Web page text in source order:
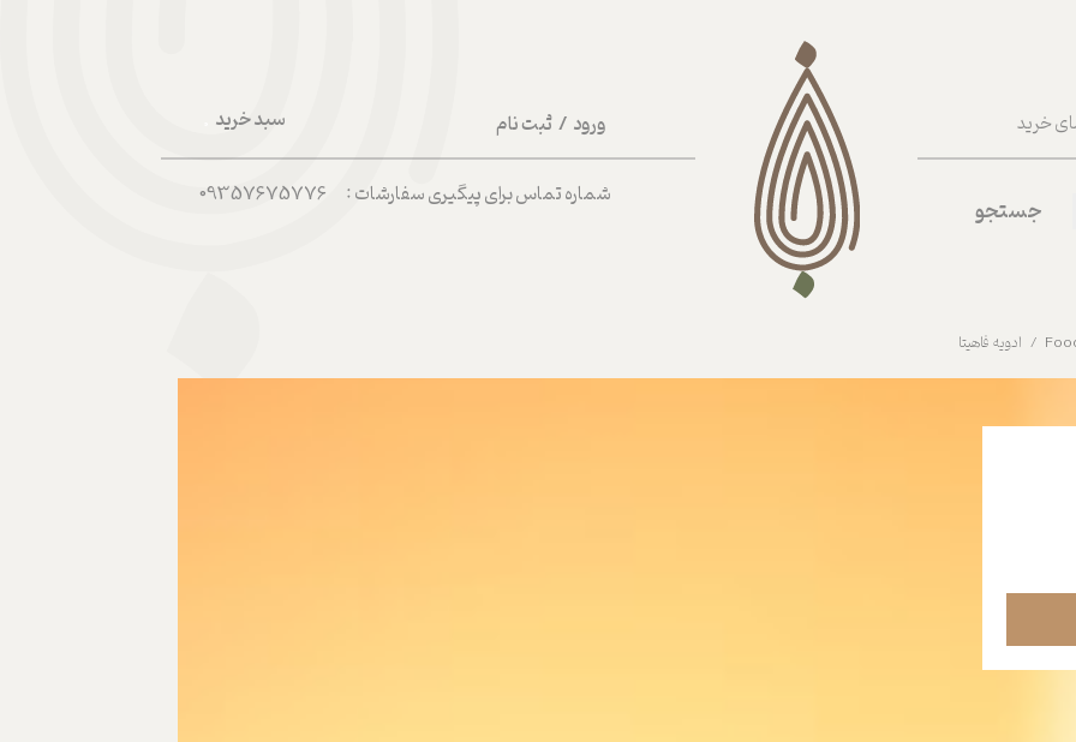
سبد خرید ورود / ثبت نام
حساب کاربری من
تغییر گذر واژه
خرید
شماره تماس برای پیگیری سفارشات : 09357675776
جستجو
ادویه فاهیتا